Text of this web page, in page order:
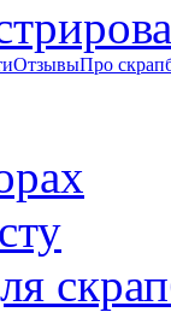
ОтзывыПро